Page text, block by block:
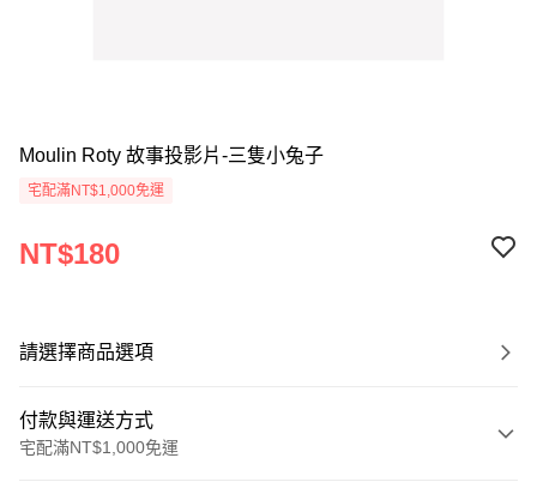
Moulin Roty 故事投影片-三隻小兔子
宅配滿NT$1,000免運
NT$180
請選擇商品選項
付款與運送方式
宅配滿NT$1,000免運